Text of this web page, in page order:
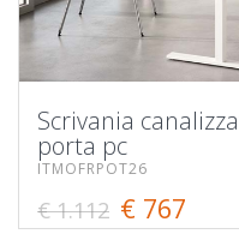
Scrivania
porta pc
ITMOFRPOT26
€ 1.112 € 767